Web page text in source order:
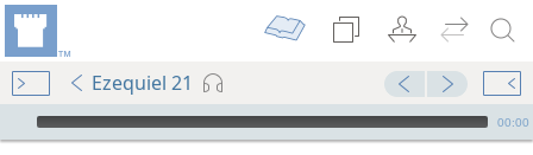
Ezequiel 21
Audio Player
00:00